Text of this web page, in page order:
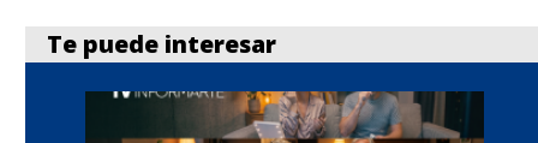
Te puede interesar